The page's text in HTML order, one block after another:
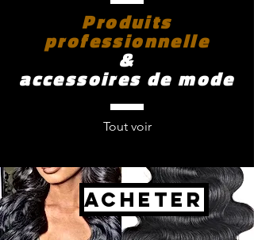
Produits
professionnelle
&
accessoires de mode
Tout voir
ACHETER